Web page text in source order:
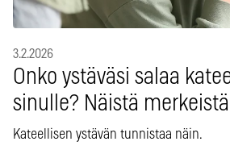
3.2.2026
Onko ystäväsi salaa
sinulle? Näistä
Kateellisen ystävän tunnistaa näin.